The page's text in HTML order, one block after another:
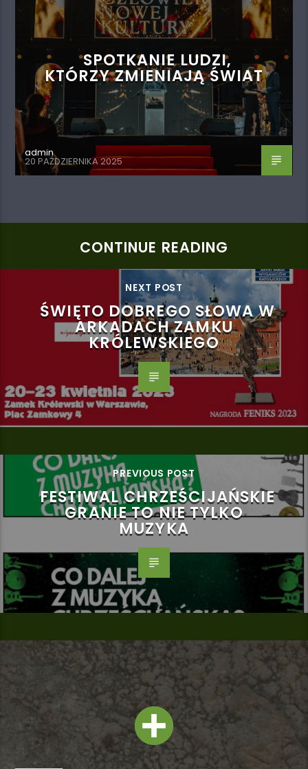
SPOTKANIE LUDZI,
KTÓRZY ZMIENIAJĄ ŚWIAT
admin
20 PAŹDZIERNIKA 2025
CONTINUE READING
NEXT POST
ŚWIĘTO DOBREGO SŁOWA W
ARKADACH ZAMKU
KRÓLEWSKIEGO
PREVIOUS POST
FESTIWAL CHRZEŚCIJAŃSKIE
GRANIE TO NIE TYLKO
MUZYKA